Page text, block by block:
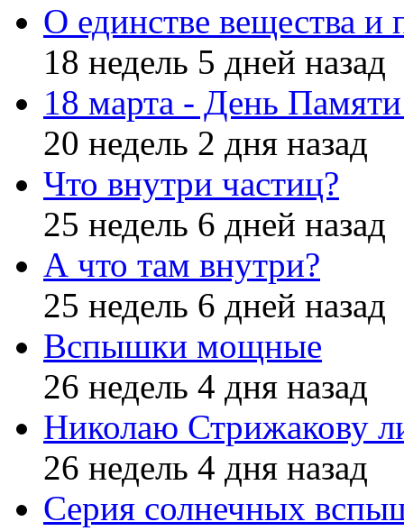
О единстве вещества и
18 недель 5 дней назад
18 марта - День
20 недель 2 дня назад
Что внутри частиц?
25 недель 6 дней назад
А что там внутри?
25 недель 6 дней назад
Вспышки мощные
26 недель 4 дня назад
Николаю Стрижакову
26 недель 4 дня назад
Серия солнечных